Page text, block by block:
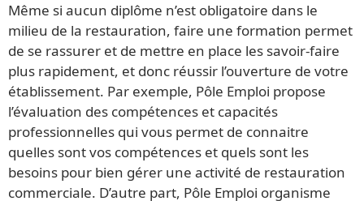
Même si aucun diplôme n’est obligatoire dans le
milieu de la restauration, faire une formation permet
de se rassurer et de mettre en place les savoir-faire
plus rapidement, et donc réussir l’ouverture de votre
établissement. Par exemple, Pôle Emploi propose
l’évaluation des compétences et capacités
professionnelles qui vous permet de connaitre
quelles sont vos compétences et quels sont les
besoins pour bien gérer une activité de restauration
commerciale. D’autre part, Pôle Emploi organisme